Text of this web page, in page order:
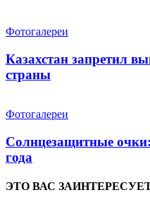
Фотогалереи
Казахстан запретил
страны
Фотогалереи
Солнцезащитные
года
ЭТО ВАС